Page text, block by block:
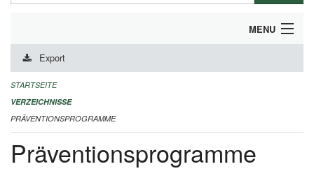
MENU
DURCHFÜHRUNG UND FINANZIERUNG
IMPRESSUM
Export
STARTSEITE
VERZEICHNISSE
PRÄVENTIONSPROGRAMME
Präventionsprogramme